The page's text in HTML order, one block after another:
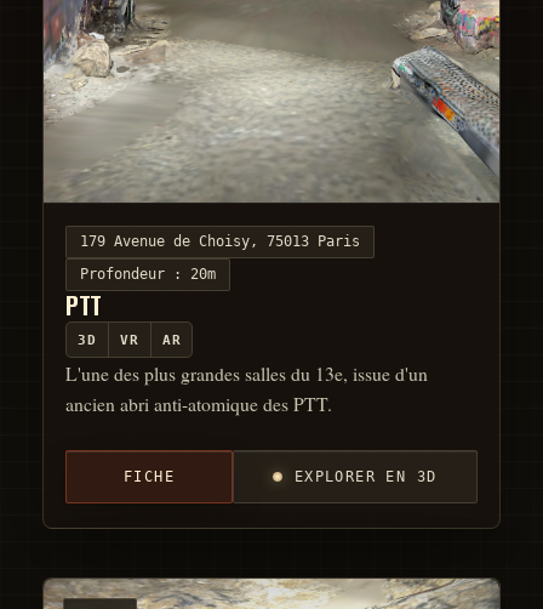
179 Avenue de Choisy, 75013 Paris
Profondeur : 20m
PTT
3D VR AR
L'une des plus grandes salles du 13e, issue d'un
ancien abri anti-atomique des PTT.
FICHE EXPLORER EN 3D